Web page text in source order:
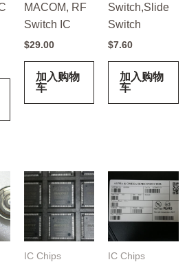
MACOM, RF
Switch IC
$29.00
加入购物
车
Switch,Slide
Switch
$7.60
加入购物
车
IC Chips IC Chips